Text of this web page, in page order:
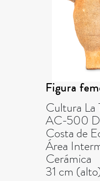
Figura
Cultura
AC-500
Costa de
Área
Cerámica
31 cm